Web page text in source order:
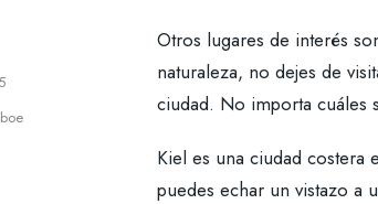
Otros lugares de interés
naturaleza, no dejes de
ciudad. No importa cuáles
Kiel es una ciudad costera
puedes echar un vistazo a